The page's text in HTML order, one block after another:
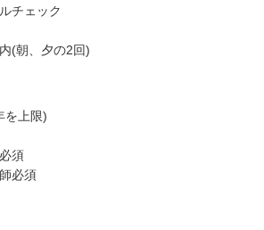
チェック
(朝、夕の2回)
を上限)
須
必須